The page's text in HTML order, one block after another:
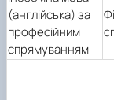
(англійська) за
професійним
спрямуванням